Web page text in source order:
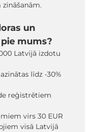
un
mums?
Latvijā izdotu
līdz -30%
reģistrētiem
virs 30 EUR
visā Latvijā